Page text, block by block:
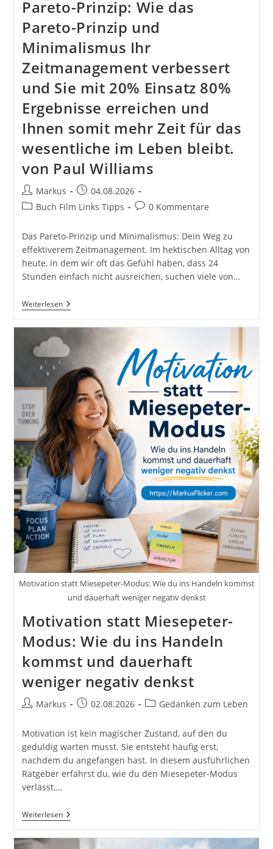
Pareto-Prinzip: Wie das
Pareto-Prinzip und
Minimalismus Ihr
Zeitmanagement verbessert
und Sie mit 20% Einsatz 80%
Ergebnisse erreichen und
Ihnen somit mehr Zeit für das
wesentliche im Leben bleibt.
von Paul Williams
Beitrags-
Autor:
Markus
Beitrag
veröffentlicht:
04.08.2026
Beitrags-
Buch Film Links Tipps
Beitrags-
0 Kommentare
Das Pareto-Prinzip und Minimalismus: Dein Weg zu
effektiverem Zeitmanagement. Im hektischen Alltag von
heute, in dem wir oft das Gefühl haben, dass 24
Stunden einfach nicht ausreichen, suchen viele von…
WeiterlesenPareto-
Prinzip:
Pareto-
Prinzip
Minimalismus
Ihr
Zeitmanagement
Verbessert
Und
Sie
Mit
20%
Einsatz
80%
Ergebnisse
Erreichen
Und
Ihnen
Somit
Mehr
Zeit
Für
Das
Wesentliche
Im
Bleibt.
Von
Williams
Motivation statt Miesepeter-Modus: Wie du ins Handeln kommst
und dauerhaft weniger negativ denkst
Motivation statt Miesepeter-
Modus: Wie du ins Handeln
kommst und dauerhaft
weniger negativ denkst
Beitrags-
Markus
Beitrag02.08.2026
Beitrags-
Gedanken zum Leben
Motivation ist kein magischer Zustand, auf den du
geduldig warten musst. Sie entsteht häufig erst,
nachdem du angefangen hast. In diesem ausführlichen
Ratgeber erfährst du, wie du den Miesepeter-Modus
verlässt,…
WeiterlesenMotivation
Statt